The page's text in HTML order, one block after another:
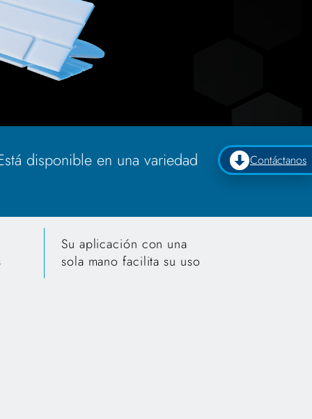
disponible en una variedad
Su aplicación con una
sola mano facilita su uso
Contáctanos